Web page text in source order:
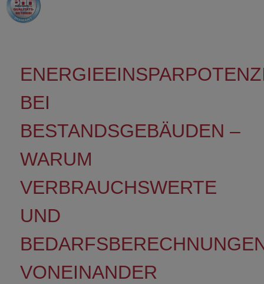
BEI
BESTANDSGEBÄUDEN –
WARUM
VERBRAUCHSWERTE
UND
VONEINANDER